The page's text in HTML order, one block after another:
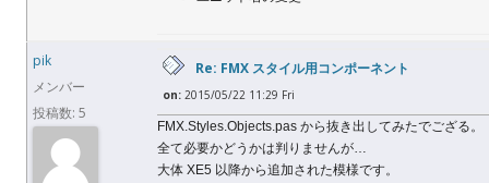
pik
メンバー
投稿数: 5
Re: FMX スタイル用コンポーネント
on: 2015/05/22 11:29 Fri
FMX.Styles.Objects.pas から抜き出してみたでござる。
全て必要かどうかは判りませんが…
大体 XE5 以降から追加された模様です。